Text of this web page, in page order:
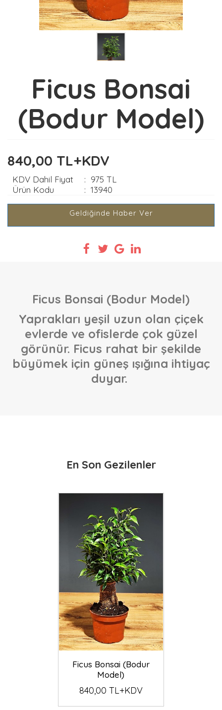
Ficus Bonsai
(Bodur Model)
840,00 TL+KDV
KDV Dahil Fiyat : 975 TL
Ürün Kodu
: 13940
Geldiğinde Haber Ver
Ficus Bonsai (Bodur Model)
Yaprakları yeşil uzun olan çiçek
evlerde ve ofislerde çok güzel
görünür. Ficus rahat bir şekilde
büyümek için güneş ışığına ihtiyaç
duyar.
En Son Gezilenler
Ficus Bonsai (Bodur
Model)
840,00 TL+KDV